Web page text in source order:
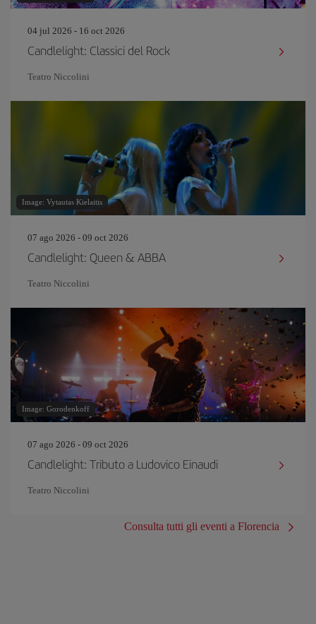
04 jul 2026 - 16 oct 2026
Candlelight: Classici del Rock
Teatro Niccolini
Image: Vytautas Kielaitis
07 ago 2026 - 09 oct 2026
Candlelight: Queen & ABBA
Teatro Niccolini
Image: Gorodenkoff
07 ago 2026 - 09 oct 2026
Candlelight: Tributo a Ludovico Einaudi
Teatro Niccolini
Consulta tutti gli eventi a Florencia